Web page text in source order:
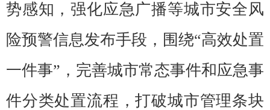
势感知，强化应急广播等城市安全风
险预警信息发布手段，围绕“高效处置
一件事”，完善城市常态事件和应急事
件分类处置流程，打破城市管理条块